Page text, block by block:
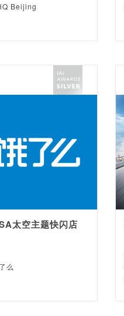
Beijing
太空主题快闪店
么